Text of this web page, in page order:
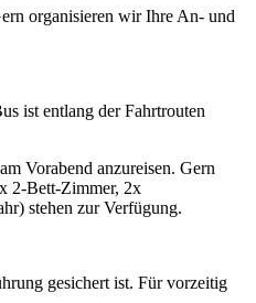
organisieren wir Ihre An- und
ist entlang der Fahrtrouten
Vorabend anzureisen. Gern
2-Bett-Zimmer, 2x
stehen zur Verfügung.
gesichert ist. Für vorzeitig